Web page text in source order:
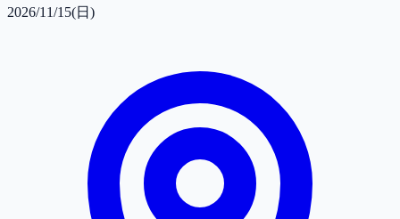
2026/11/15(日)